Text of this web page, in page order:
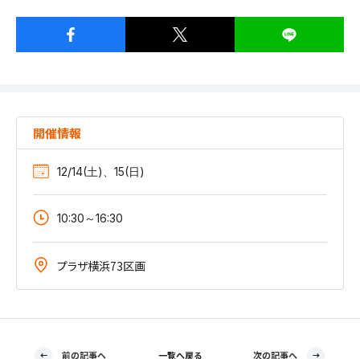
開催情報
12/14(土)、15(日)
10:30～16:30
プラザ横浜73区画
前の記事へ 一覧へ戻る 次の記事へ
ハウスメーカーの登録数
House Maker